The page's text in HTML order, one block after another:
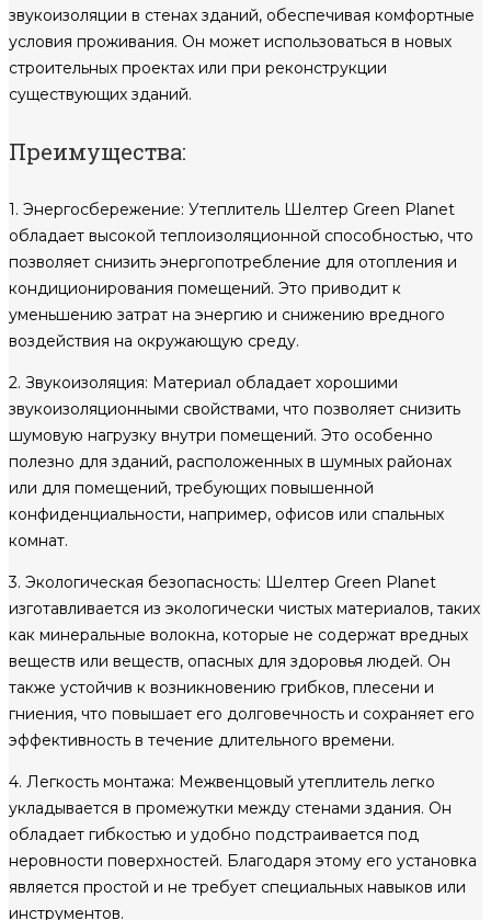
звукоизоляции в стенах зданий, обеспечивая комфортные
условия проживания. Он может использоваться в новых
строительных проектах или при реконструкции
существующих зданий.
Преимущества:
1. Энергосбережение: Утеплитель Шелтер Green Planet
обладает высокой теплоизоляционной способностью, что
позволяет снизить энергопотребление для отопления и
кондиционирования помещений. Это приводит к
уменьшению затрат на энергию и снижению вредного
воздействия на окружающую среду.
2. Звукоизоляция: Материал обладает хорошими
звукоизоляционными свойствами, что позволяет снизить
шумовую нагрузку внутри помещений. Это особенно
полезно для зданий, расположенных в шумных районах
или для помещений, требующих повышенной
конфиденциальности, например, офисов или спальных
комнат.
3. Экологическая безопасность: Шелтер Green Planet
изготавливается из экологически чистых материалов, таких
как минеральные волокна, которые не содержат вредных
веществ или веществ, опасных для здоровья людей. Он
также устойчив к возникновению грибков, плесени и
гниения, что повышает его долговечность и сохраняет его
эффективность в течение длительного времени.
4. Легкость монтажа: Межвенцовый утеплитель легко
укладывается в промежутки между стенами здания. Он
обладает гибкостью и удобно подстраивается под
неровности поверхностей. Благодаря этому его установка
является простой и не требует специальных навыков или
инструментов.